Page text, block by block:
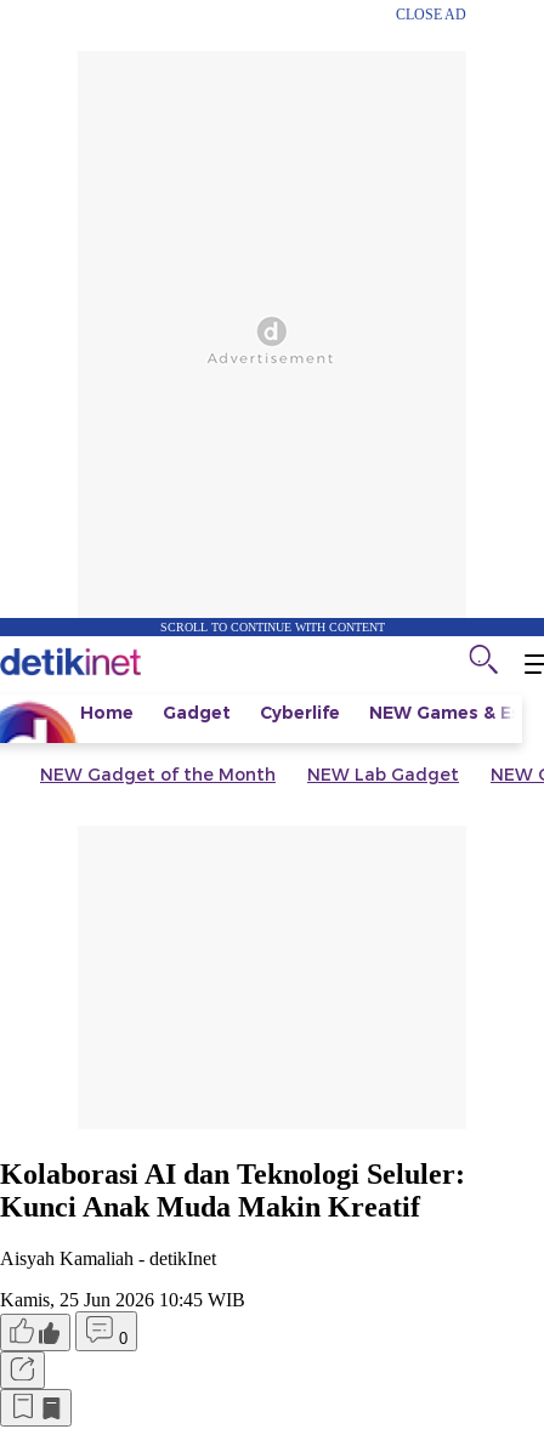
CLOSE AD
SCROLL TO CONTINUE WITH CONTENT
Home Gadget Cyberlife NEW Games &
NEW Gadget of the Month NEW Lab Gadget NEW
Kolaborasi AI dan Teknologi Seluler:
Kunci Anak Muda Makin Kreatif
Aisyah Kamaliah - detikInet
Kamis, 25 Jun 2026 10:45 WIB
0